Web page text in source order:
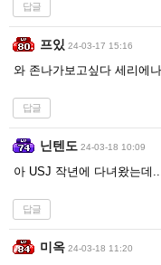
답글
프있 24-03-17 15:16
와 존나가보고싶다 세리에
답글
닌텐도 24-03-18 10:09
아 USJ 작년에 다녀왔는데
답글
미옥 24-03-18 11:20